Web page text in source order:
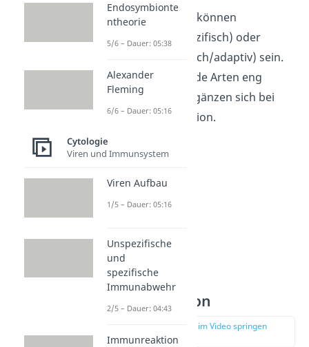
Immunreaktionen können
angeboren(unspezifisch) oder
(spezifisch/adaptiv) sein.
Dabei arbeiten beide Arten eng
zusammen und ergänzen sich bei
jeder Abwehrreaktion.
Angeborene
Immunreaktion
zur Stelle im Video springen
(00:50)
Endosymbionte
ntheorie
5/6 – Dauer: 05:38
Alexander
Fleming
6/6 – Dauer: 05:16
Cytologie
Viren und Immunsystem
Viren Aufbau
1/5 – Dauer: 05:16
Unspezifische
und
spezifische
Immunabwehr
2/5 – Dauer: 04:43
Immunreaktion